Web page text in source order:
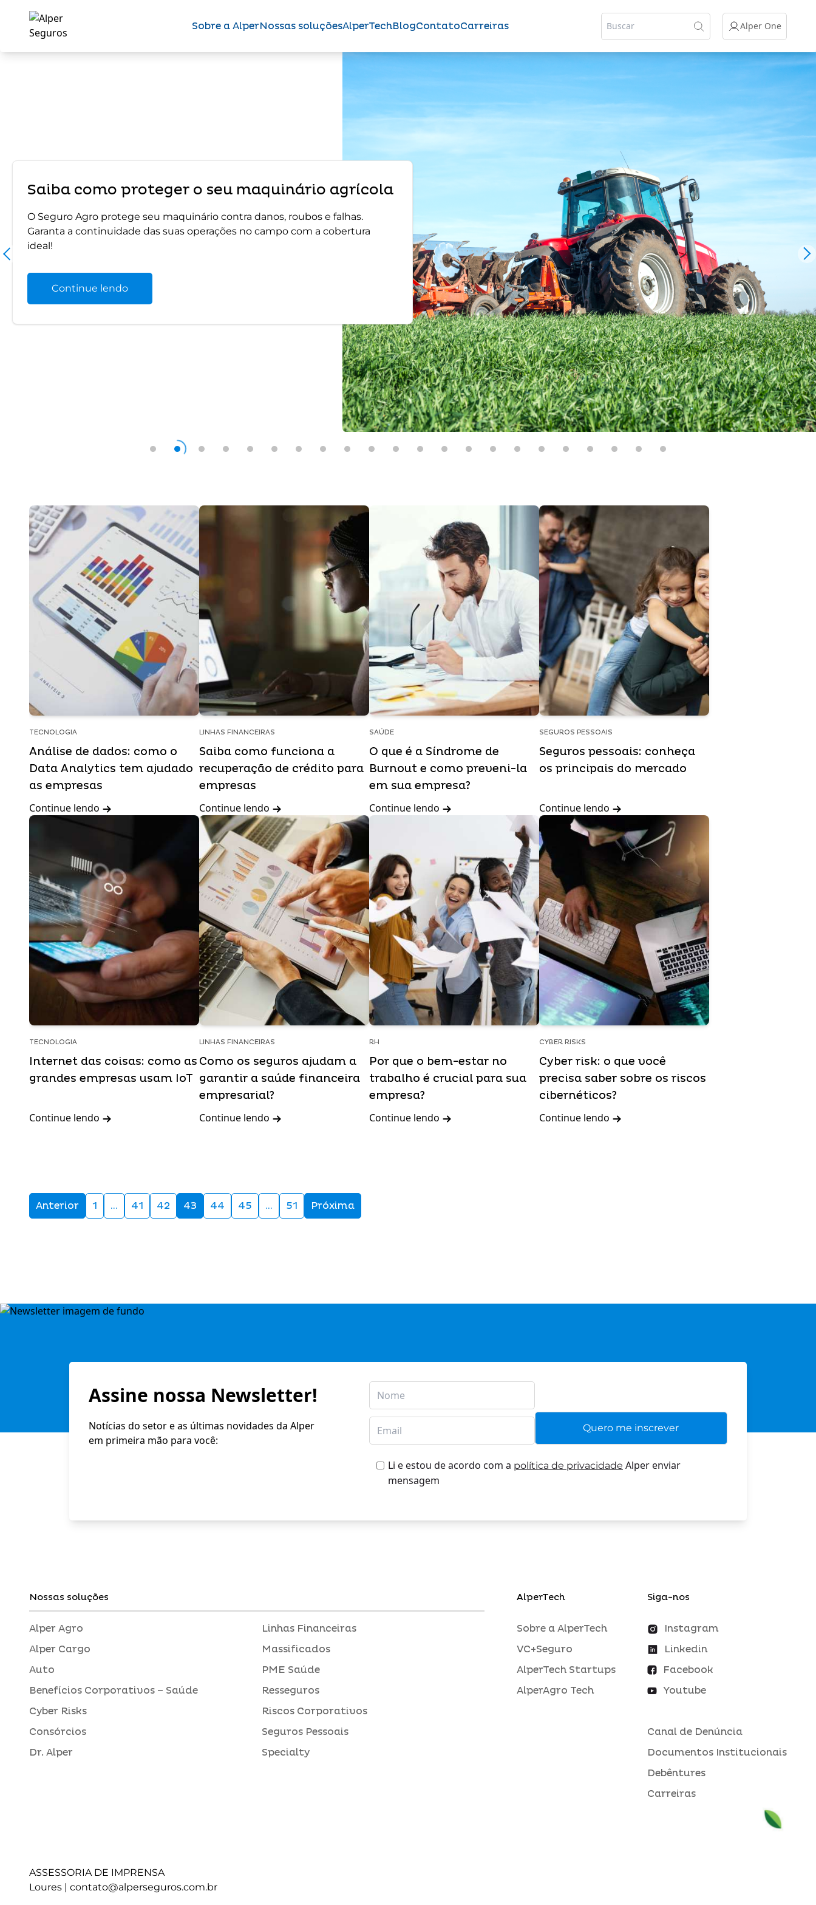
Sobre a AlperNossas soluçõesAlperTechBlogContatoCarreiras Alper One
Saiba como proteger o seu maquinário agrícola
O Seguro Agro protege seu maquinário contra danos, roubos e falhas.
Garanta a continuidade das suas operações no campo com a cobertura
ideal!
Continue lendo
TECNOLOGIA
Análise de dados: como o
Data Analytics tem ajudado
as empresas
Continue lendo
LINHAS FINANCEIRAS
Saiba como funciona a
recuperação de crédito para
empresas
Continue lendo
SAÚDE
O que é a Síndrome de
Burnout e como preveni-la
em sua empresa?
Continue lendo
SEGUROS PESSOAIS
Seguros pessoais: conheça
os principais do mercado
Continue lendo
TECNOLOGIA
Internet das coisas: como as
grandes empresas usam IoT
Continue lendo
LINHAS FINANCEIRAS
Como os seguros ajudam a
garantir a saúde financeira
empresarial?
Continue lendo
RH
Por que o bem-estar no
trabalho é crucial para sua
empresa?
Continue lendo
CYBER RISKS
Cyber risk: o que você
precisa saber sobre os riscos
cibernéticos?
Continue lendo
Anterior 1 … 41 42 43 44 45 … 51 Próxima
Assine nossa Newsletter!
Notícias do setor e as últimas novidades da Alper
em primeira mão para você:
Li e estou de acordo com a política de privacidade Alper enviar
mensagem
Nossas soluções
Alper Agro
Alper Cargo
Auto
Benefícios Corporativos – Saúde
Cyber Risks
Consórcios
Dr. Alper
Linhas Financeiras
Massificados
PME Saúde
Resseguros
Riscos Corporativos
Seguros Pessoais
Specialty
AlperTech
Sobre a AlperTech
VC+Seguro
AlperTech Startups
AlperAgro Tech
Siga-nos
Instagram
Linkedin
Facebook
Youtube
Canal de Denúncia
Documentos Institucionais
Debêntures
Carreiras
ASSESSORIA DE IMPRENSA
Loures | contato@alperseguros.com.br